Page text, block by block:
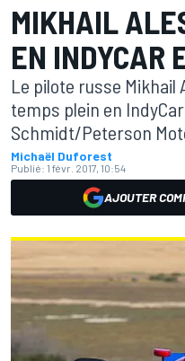
MIKHAIL
EN INDYCAR
Le pilote russe Mikhail
temps plein en
Schmidt/Peterson
Michaël Duforest
Publié: 1 févr. 2017, 10:54
AJOUTER